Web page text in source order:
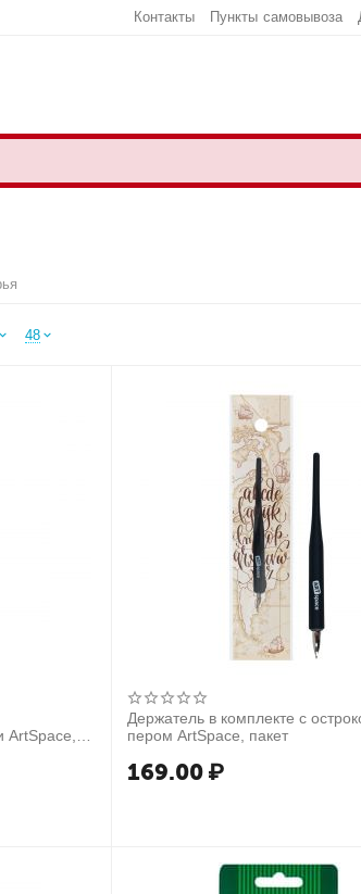
Контакты Пункты самовывоза
48
ArtSpace,
Держатель в комплекте с
пером ArtSpace, пакет
169.00 ₽